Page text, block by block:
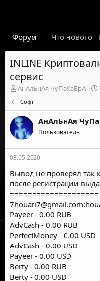
Форум Что нового
INLINE
сервис
А
о
р
т
е
м
ы
АнАлЬнАя ЧуПаКаБрА
Софт
АнАлЬнАя
Пользователь
03.05.2020
Вывод не проверял так
после регистрации
====================
7houari7@gmail.com
Payeer - 0.00 RUB
AdvCash - 0.00 RUB
PerfectMoney - 0.00 USD
AdvCash - 0.00 USD
Payeer - 0.00 USD
Berty - 0.00 RUB
Berty - 0.00 USD